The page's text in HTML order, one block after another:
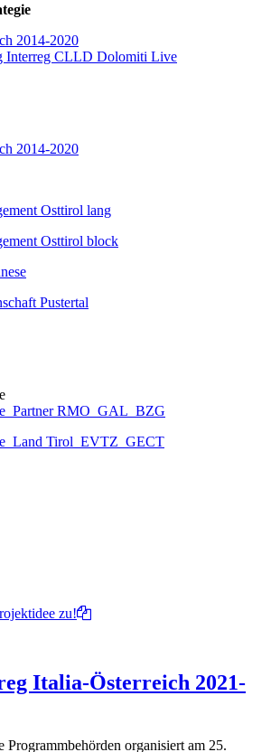
2014-2020
Interreg CLLD Dolomiti Live
2014-2020
Osttirol lang
Osttirol block
Pustertal
e
RMO_GAL_BZG
Tirol_EVTZ_GECT
zu!
Italia-Österreich 2021-
Programmbehörden organisiert am 25.